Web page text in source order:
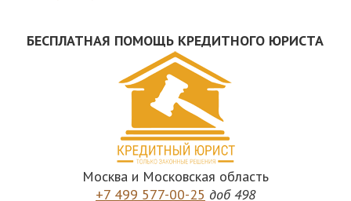
БЕСПЛАТНАЯ ПОМОЩЬ КРЕДИТНОГО ЮРИСТА
Москва и Московская область
+7 499 577-00-25 доб 498